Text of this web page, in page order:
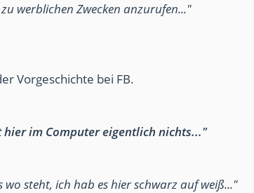
werblichen Zwecken anzurufen..."
Vorgeschichte bei FB.
hier im Computer eigentlich nichts..."
wo steht, ich hab es hier schwarz auf weiß..."